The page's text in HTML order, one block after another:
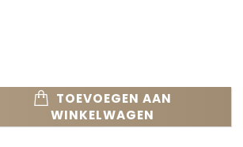
TOEVOEGEN AAN
WINKELWAGEN